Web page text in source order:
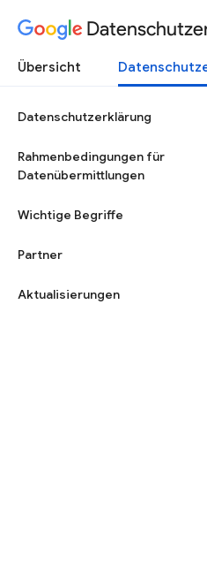
Übersicht
Datenschutzerklärung
Rahmenbedingungen für
Datenübermittlungen
Wichtige Begriffe
Partner
Aktualisierungen